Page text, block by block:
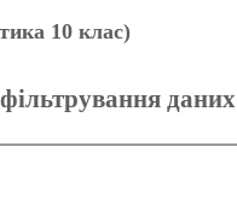
10 клас)
даних